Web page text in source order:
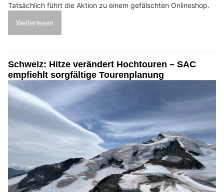
Tatsächlich führt die Aktion zu einem gefälschten Onlineshop.
Weiterlesen
Schweiz: Hitze verändert Hochtouren – SAC
empfiehlt sorgfältige Tourenplanung